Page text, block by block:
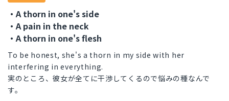
・A thorn in one's side
・A pain in the neck
・A thorn in one's flesh
To be honest, she's a thorn in my side with her
interfering in everything.
実のところ、彼女が全てに干渉してくるので悩みの種なんで
す。